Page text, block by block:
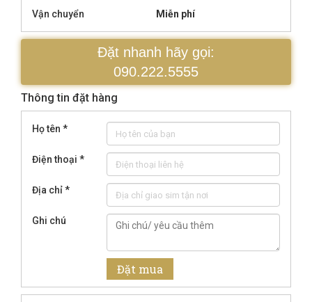
Vận chuyển Miễn phí
Đặt nhanh hãy gọi:
090.222.5555
Thông tin đặt hàng
Họ tên *
Điện thoại *
Địa chỉ*
Ghi chú